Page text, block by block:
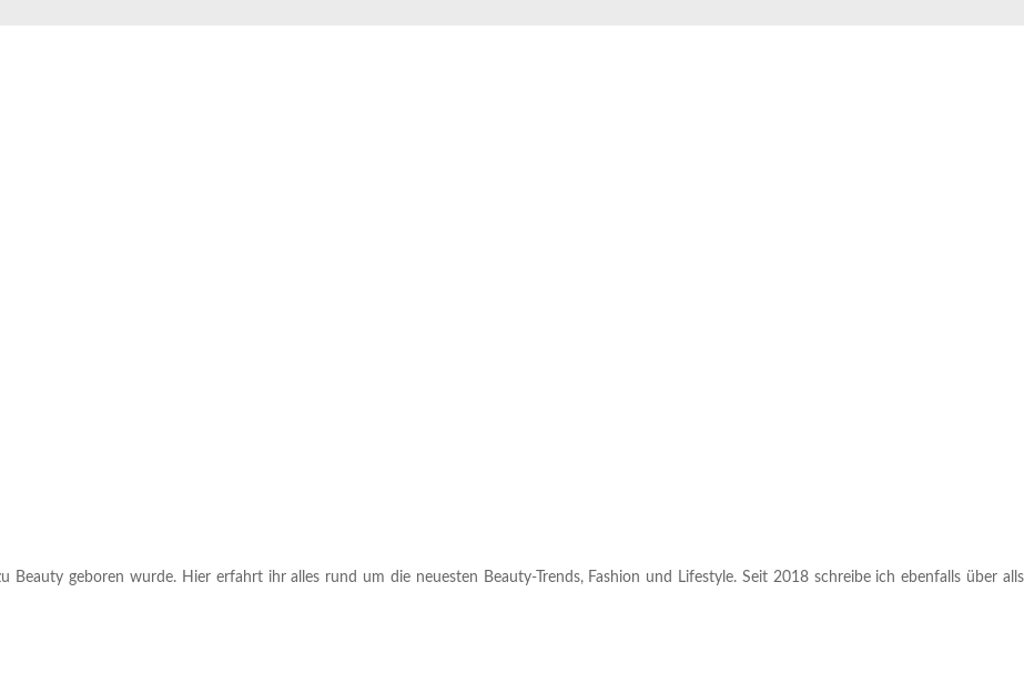
Beauty geboren wurde. Hier erfahrt ihr alles rund um die neuesten Beauty-Trends, Fashion und Lifestyle. Seit 2018 schreibe ich ebenfalls über alls